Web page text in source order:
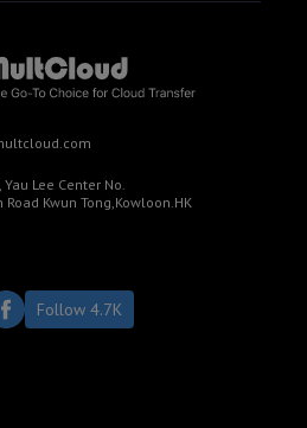
Lee Center No.
Road Kwun Tong,Kowloon.HK
Follow 4.7K